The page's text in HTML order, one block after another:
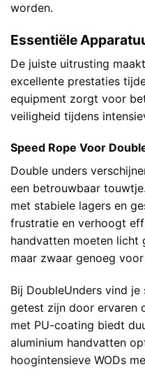
worden.
Essentiële
De juiste uitrusting
excellente prestaties
equipment zorgt voor
veiligheid tijdens
Speed Rope Voor
Double unders
een betrouwbaar
met stabiele lagers en
frustratie en verhoogt
handvatten moeten licht
maar zwaar genoeg
Bij DoubleUnders vind je
getest zijn door ervaren
met PU-coating biedt
aluminium handvatten
hoogintensieve WODs